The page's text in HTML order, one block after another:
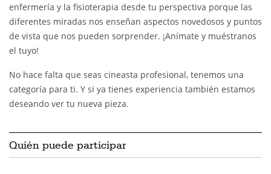
enfermería y la fisioterapia desde tu perspectiva porque las
diferentes miradas nos enseñan aspectos novedosos y puntos
de vista que nos pueden sorprender. ¡Anímate y muéstranos
el tuyo!
No hace falta que seas cineasta profesional, tenemos una
categoría para ti. Y si ya tienes experiencia también estamos
deseando ver tu nueva pieza.
Quién puede participar